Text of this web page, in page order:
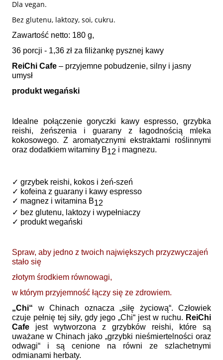
Dla vegan.
Bez glutenu, laktozy, soi, cukru.
Zawartość netto: 180 g,
36 porcji - 1,36 zł za filiżankę pysznej kawy
ReiChi Cafe – przyjemne pobudzenie, silny i jasny
umysł
produkt wegański
Idealne połączenie goryczki kawy espresso, grzybka
reishi, żeńszenia i guarany z łagodnością mleka
kokosowego. Z aromatycznymi ekstraktami roślinnymi
oraz dodatkiem witaminy B12 i magnezu.
✓ grzybek reishi, kokos i żeń-szeń
✓ kofeina z guarany i kawy espresso
✓ magnez i witamina B12
✓ bez glutenu, laktozy i wypełniaczy
✓ produkt wegański
Spraw, aby jedno z twoich największych przyzwyczajeń
stało się
złotym środkiem równowagi,
w którym przyjemność łączy się ze zdrowiem.
„Chi“ w Chinach oznacza „siłę życiową“. Człowiek
czuje pełnię tej siły, gdy jego „Chi“ jest w ruchu. ReiChi
Cafe jest wytworzona z grzybków reishi, które są
uważane w Chinach jako „grzybki nieśmiertelności oraz
odwagi“ i są cenione na równi ze szlachetnymi
odmianami herbaty.